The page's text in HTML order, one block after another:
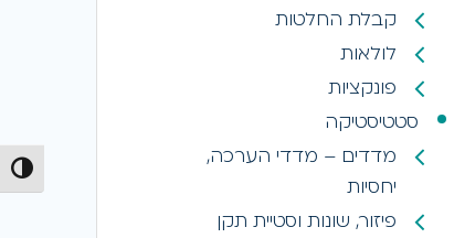
קבלת החלטות
לולאות
פונקציות
סטטיסטיקה
מדדים – מדדי הערכה,
יחסיות
פיזור, שונות וסטיית תקן